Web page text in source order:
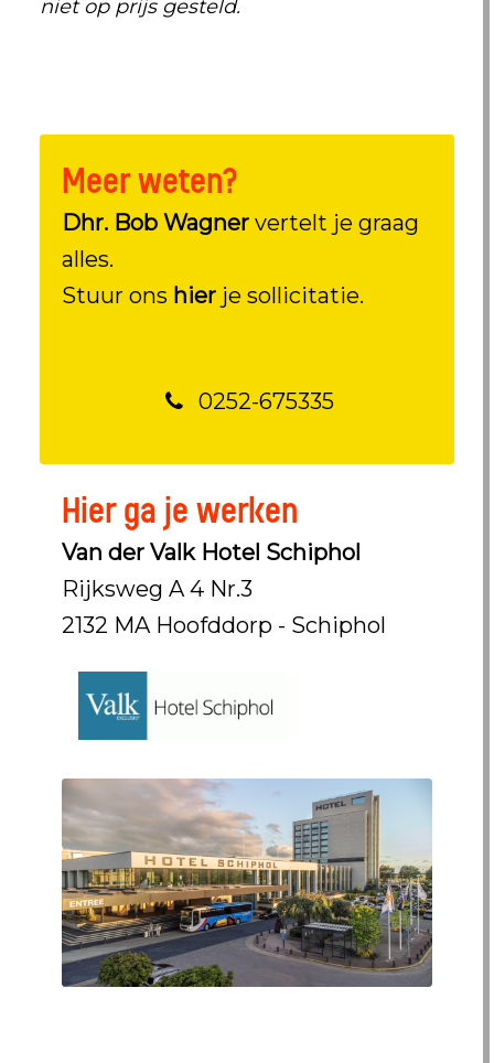
niet op prijs gesteld.
Meer weten?
Dhr. Bob Wagnervertelt je graag
alles.
Stuur ons hier je sollicitatie.
0252-675335
Hier ga je werken
Van der Valk Hotel Schiphol
Rijksweg A 4 Nr.3
2132 MA Hoofddorp - Schiphol